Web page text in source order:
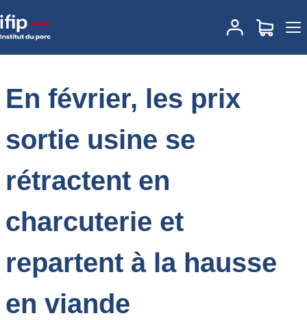
Accueil Actualités des marchés
En février, les
prix sortie usine se rétractent en charcuterie et repartent à la
En février, les prix
sortie usine se
rétractent en
charcuterie et
repartent à la hausse
en viande